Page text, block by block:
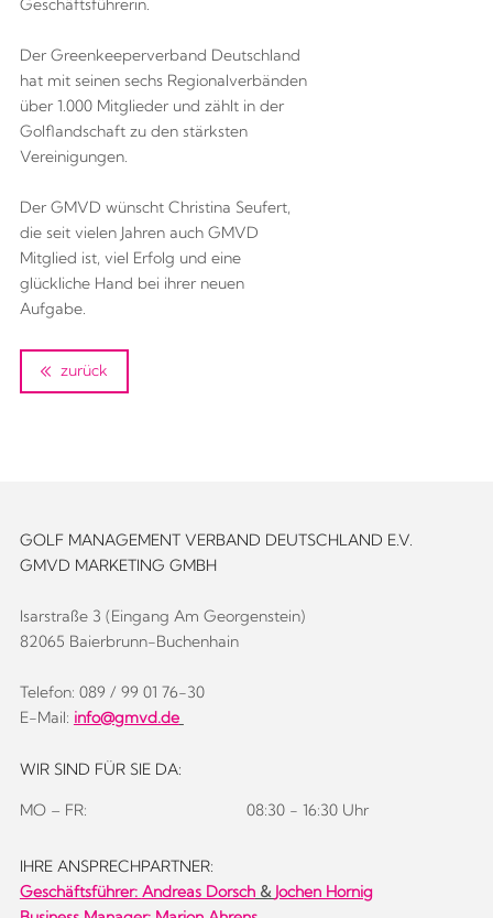
Geschäftsführerin.
Der Greenkeeperverband Deutschland
hat mit seinen sechs Regionalverbänden
über 1.000 Mitglieder und zählt in der
Golflandschaft zu den stärksten
Vereinigungen.
Der GMVD wünscht Christina Seufert,
die seit vielen Jahren auch GMVD
Mitglied ist, viel Erfolg und eine
glückliche Hand bei ihrer neuen
Aufgabe.
zurück
GOLF MANAGEMENT VERBAND DEUTSCHLAND E.V.
GMVD MARKETING GMBH
Isarstraße 3 (Eingang Am Georgenstein)
82065 Baierbrunn-Buchenhain
Telefon: 089 / 99 01 76-30
E-Mail: info@gmvd.de
WIR SIND FÜR SIE DA:
MO – FR: 08:30 - 16:30 Uhr
IHRE ANSPRECHPARTNER:
Geschäftsführer: Andreas Dorsch& Jochen Hornig